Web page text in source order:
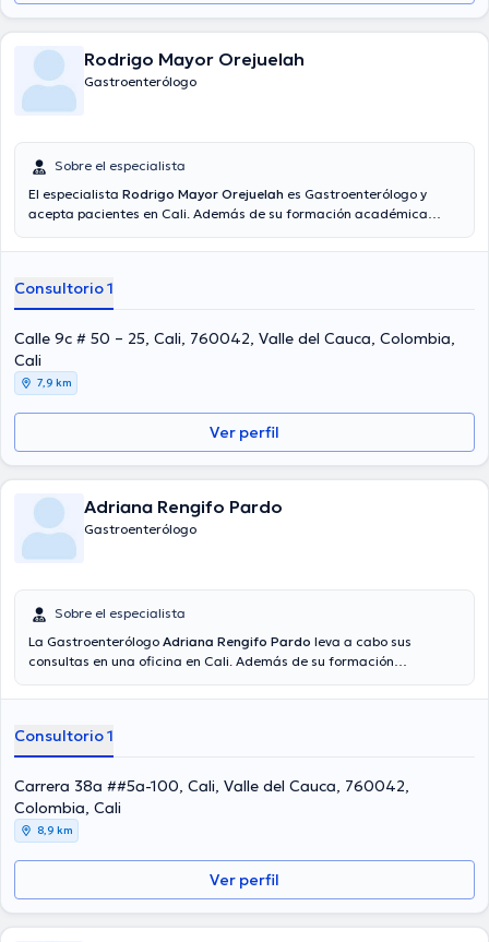
Rodrigo Mayor Orejuelah
Gastroenterólogo
Sobre el especialista
El especialista Rodrigo Mayor Orejuelah es Gastroenterólogo y
acepta pacientes en Cali. Además de su formación académica
especialidad. El profesional de la salud cuenta con varios años de
ha desempeñado como miembro de diversas asociaciones médicas.
Rodrigo Mayor Orejuelah ha formado parte en considerables
conferencias con el ideal de tener una formación continua en su
campo de especialización y ha compartido numerosas ediciones.
Español son los lenguajes manejados por el especialista.
Consultorio 1
Calle 9c # 50 – 25, Cali, 760042, Valle del Cauca, Colombia,
Cali
7,9 km
Ver perfil
Adriana Rengifo Pardo
Gastroenterólogo
Sobre el especialista
La Gastroenterólogo Adriana Rengifo Pardo leva a cabo sus
consultas en una oficina en Cali. Además de su formación
de especialidad. La doctora lleva más de años de experiencia
participado como miembro de diversas asociaciones médicas.
Adriana Rengifo Pardo ha colaborado en diversas conferencias con
la intención de lograr tener una formación continua en su disciplina
de especialización y ha difundido diversos comunicados. Cabe
mencionar que, la profesional de la salud puede hablar en Español.
Consultorio 1
Carrera 38a ##5a-100, Cali, Valle del Cauca, 760042,
Colombia, Cali
8,9 km
Ver perfil